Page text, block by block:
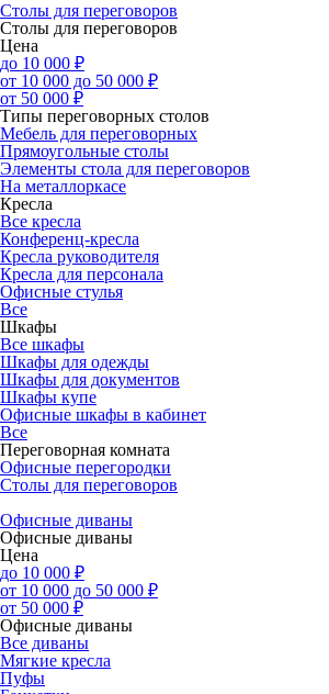
Столы для переговоров
Столы для переговоров
Цена
до 10 000 ₽
от 10 000 до 50 000 ₽
от 50 000 ₽
Типы переговорных столов
Мебель для переговорных
Прямоугольные столы
Элементы стола для переговоров
На металлоркасе
Кресла
Все кресла
Конференц-кресла
Кресла руководителя
Кресла для персонала
Офисные стулья
Все
Шкафы
Все шкафы
Шкафы для одежды
Шкафы для документов
Шкафы купе
Офисные шкафы в кабинет
Все
Переговорная комната
Офисные перегородки
Столы для переговоров
Офисные диваны
Офисные диваны
Цена
до 10 000 ₽
от 10 000 до 50 000 ₽
от 50 000 ₽
Офисные диваны
Все диваны
Мягкие кресла
Пуфы